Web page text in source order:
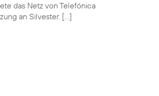
das Netz von Telefónica
an Silvester. […]